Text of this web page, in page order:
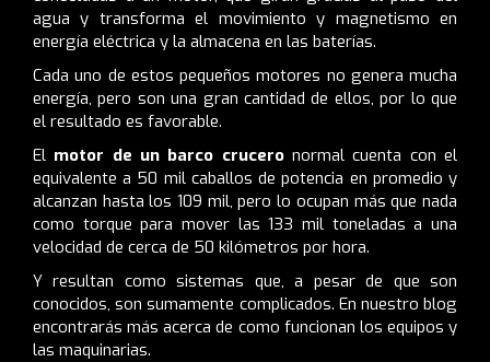
agua y transforma el movimiento y magnetismo en
energía eléctrica y la almacena en las baterías.
Cada uno de estos pequeños motores no genera mucha
energía, pero son una gran cantidad de ellos, por lo que
el resultado es favorable.
El motor de un barco cruceronormal cuenta con el
equivalente a 50 mil caballos de potencia en promedio y
alcanzan hasta los 109 mil, pero lo ocupan más que nada
como torque para mover las 133 mil toneladas a una
velocidad de cerca de 50 kilómetros por hora.
Y resultan como sistemas que, a pesar de que son
conocidos, son sumamente complicados. En nuestro blog
encontrarás más acerca de como funcionan los equipos y
las maquinarias.